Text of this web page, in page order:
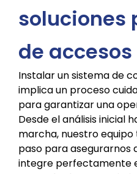
soluciones
de accesos
Instalar un sistema de
implica un proceso
para garantizar una
Desde el análisis inicial
marcha, nuestro
paso para asegurarnos
integre perfectamente